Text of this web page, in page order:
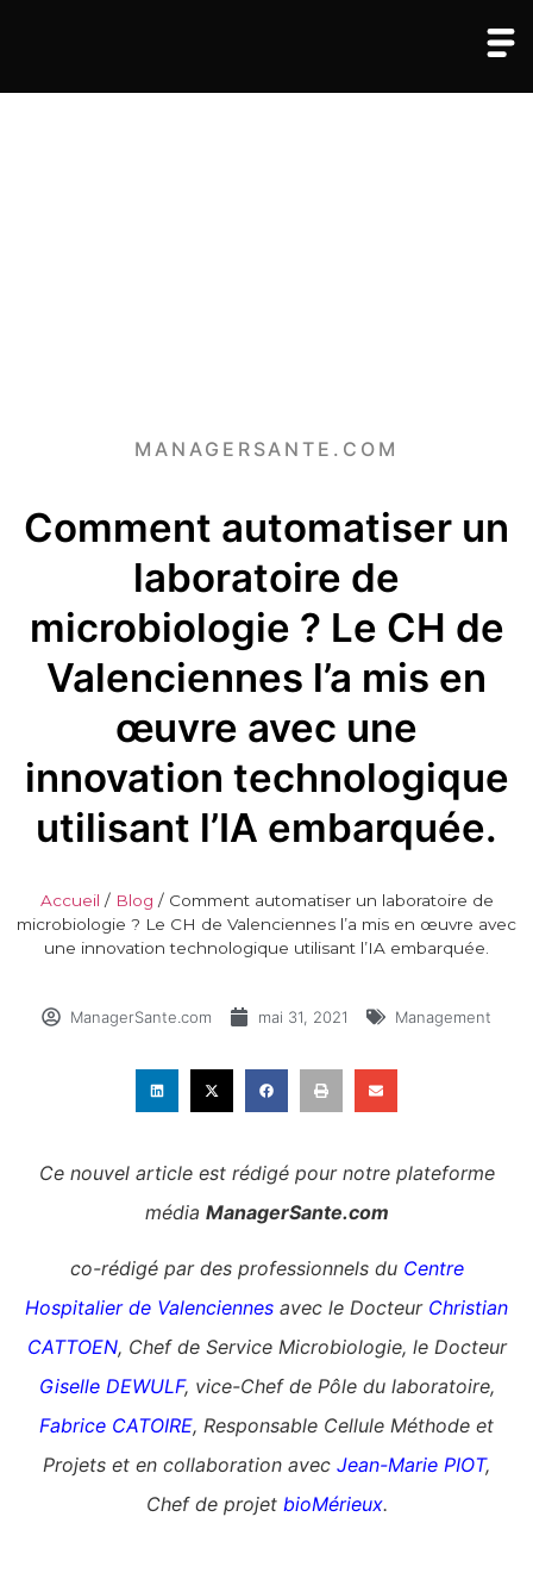
MANAGERSANTE.COM
Comment automatiser un
laboratoire de
microbiologie ? Le CH de
Valenciennes l’a mis en
œuvre avec une
innovation technologique
utilisant l’IA embarquée.
Accueil / Blog / Comment automatiser un laboratoire de
microbiologie ? Le CH de Valenciennes l’a mis en œuvre avec
une innovation technologique utilisant l’IA embarquée.
ManagerSante.com mai 31, 2021 Management
Ce nouvel article est rédigé pour notre plateforme
média ManagerSante.com
co-rédigé par des professionnels du Centre
Hospitalier de Valenciennes avec le Docteur Christian
CATTOEN, Chef de Service Microbiologie, le Docteur
Giselle DEWULF, vice-Chef de Pôle du laboratoire,
Fabrice CATOIRE, Responsable Cellule Méthode et
Projets et en collaboration avec Jean-Marie PIOT,
Chef de projet bioMérieux.